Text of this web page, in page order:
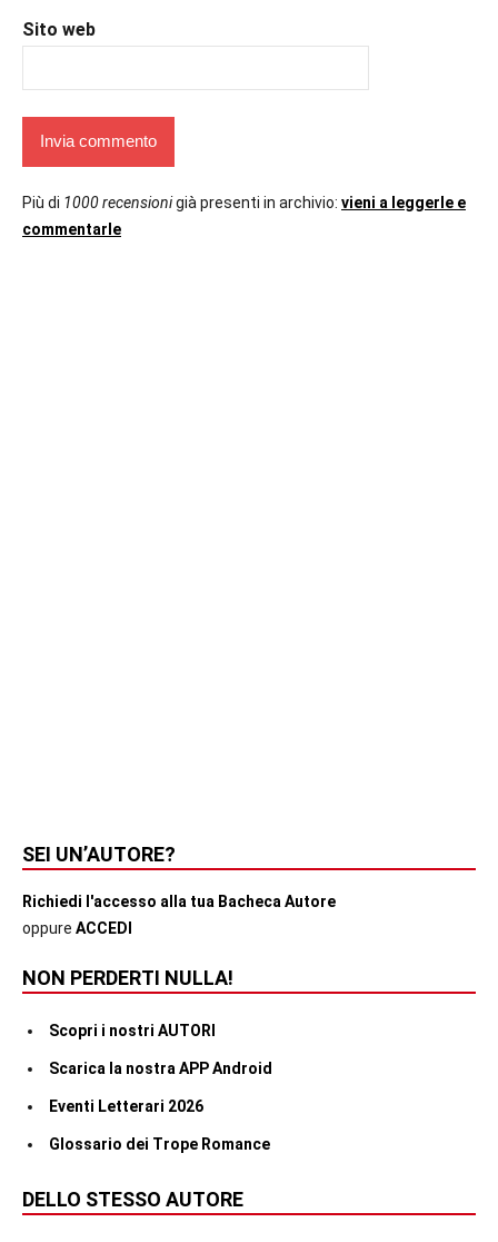
Sito web
Più di 1000 recensionigià presenti in archivio: vieni a leggerle e
commentarle
SEI UN’AUTORE?
Richiedi l'accesso alla tua Bacheca Autore
oppure ACCEDI
NON PERDERTI NULLA!
Scopri i nostri AUTORI
Scarica la nostra APP Android
Eventi Letterari 2026
Glossario dei Trope Romance
DELLO STESSO AUTORE